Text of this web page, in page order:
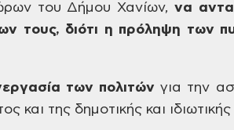
του Δήμου Χανίων,να
τους, διότι η πρόληψη των
των πολιτών για την
και της δημοτικής και